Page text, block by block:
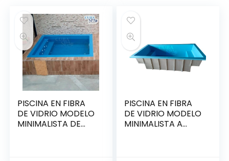
PISCINA EN FIBRA
DE VIDRIO MODELO
MINIMALISTA DE
PISCINA EN FIBRA
DE VIDRIO MODELO
MINIMALISTA A